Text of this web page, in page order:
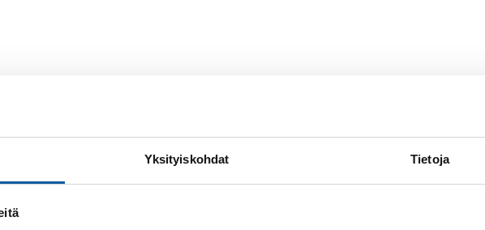
Yksityiskohdat Tietoja
ja työkalua, jotka kaikki ovat olleet tilan omassa käytössä